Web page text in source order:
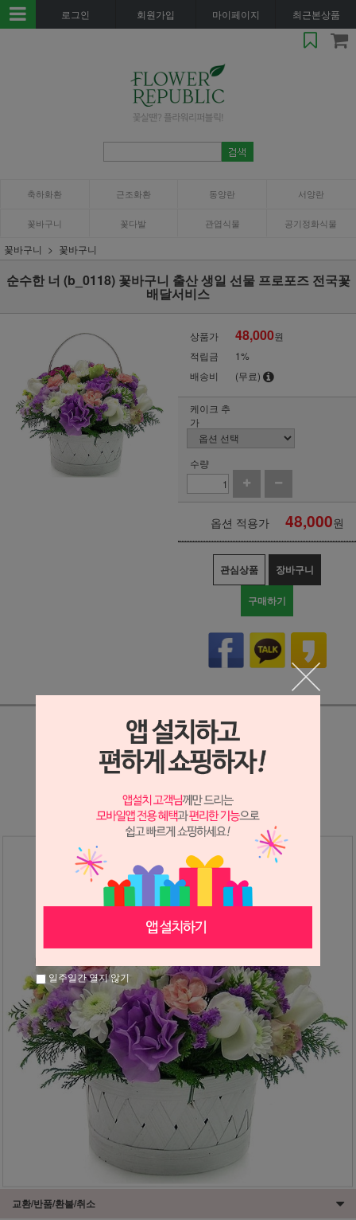
로그인 회원가입 마이페이지 최근본상품
축하화환 근조화환 동양란 서양란
꽃바구니 꽃다발 관엽식물 공기정화식물
꽃바구니 꽃바구니
순수한 너 (b_0118) 꽃바구니 출산 생일 선물 프로포즈 전국꽃
배달서비스
상품가 48,000원
적립금
1%
배송비
(무료)
케이크 추
가
수량
옵션 적용가 48,000원
관심상품 장바구니
구매하기
상세정보 새창 열기
상세 정보를 확대해 보실 수 있습니다.
교환/반품/환불/취소
일주일간 열지 않기